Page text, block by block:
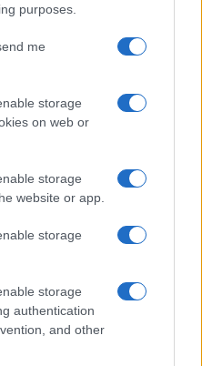
purposes.
me
storage
on web or
storage
website or app.
storage
storage
authentication
and other
tra case della
e tensioni politiche
Pictet Global Trends